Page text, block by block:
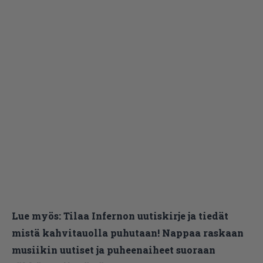
Lue myös:Tilaa Infernon uutiskirje ja tiedät
mistä kahvitauolla puhutaan! Nappaa raskaan
musiikin uutiset ja puheenaiheet suoraan